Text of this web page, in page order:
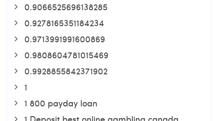
0.9066525696138285
0.9278165351184234
0.9713991991600869
0.9808604781015469
0.9928855842371902
1
1 800 payday loan